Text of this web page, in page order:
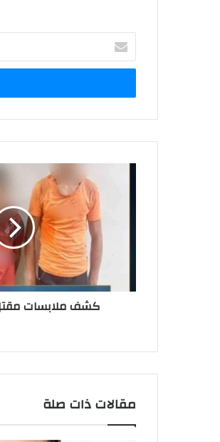
أدخل
بريدك
الإلكتروني
كشف ملابسات
مقالات ذات صلة